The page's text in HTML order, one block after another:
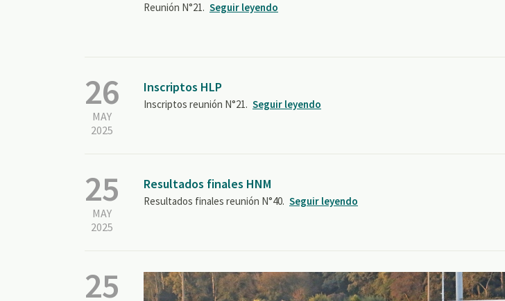
Reunión N°21. Seguir leyendo
26
MAY
2025
Inscriptos HLP
Inscriptos reunión N°21. Seguir leyendo
25
MAY
2025
Resultados finales HNM
Resultados finales reunión N°40. Seguir leyendo
25